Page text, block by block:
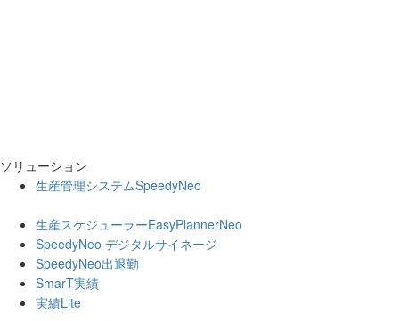
ソリューション
生産管理システムSpeedyNeo
生産スケジューラーEasyPlannerNeo
SpeedyNeo デジタルサイネージ
SpeedyNeo出退勤
SmarT実績
実績Lite